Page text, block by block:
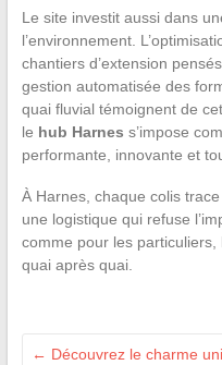
Le site investit aussi dans
l’environnement.
chantiers d’extension
gestion automatisée des
quai fluvial témoignent de
le hub Harnes s’impose
performante, innovante et
À Harnes, chaque colis
une logistique qui refuse
comme pour les particuliers,
quai après quai.
← Découvrez le charme